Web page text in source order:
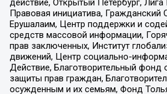
действие, Открытый Петербург, Лига
Правовая инициатива, Гражданский
Ерушалаим, Центр поддержки и
средств массовой информации,
прав заключенных, Институт
движений, Центр социально-
Действие, Благотворительный фонд
защиты прав граждан,
осужденным и их семьям, Фонд